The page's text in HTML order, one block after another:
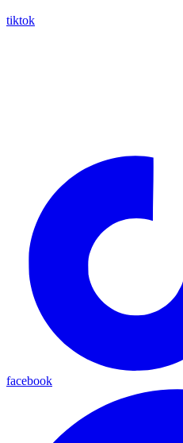
tiktok
facebook